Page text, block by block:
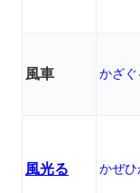
風車 かざぐ
風光る かぜひ